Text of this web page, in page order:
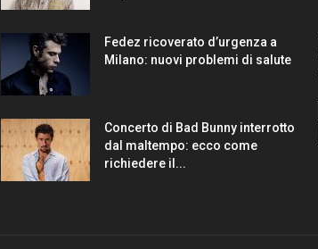
Fedez ricoverato d’urgenza a
Milano: nuovi problemi di salute
Concerto di Bad Bunny interrotto
dal maltempo: ecco come
richiedere il...